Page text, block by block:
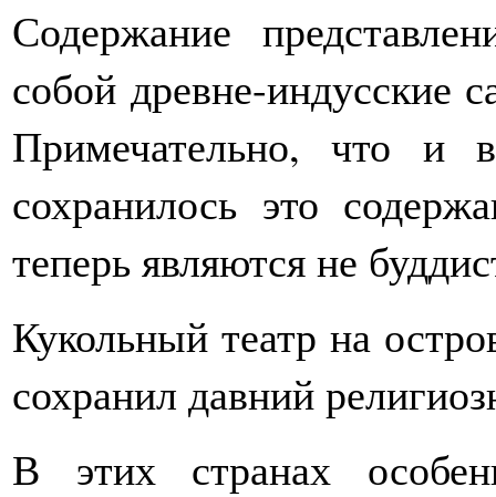
Содержание
собой древне-индусские
Примечательно, что и
сохранилось это
теперь являются не
Кукольный театр на
сохранил давний
В этих странах